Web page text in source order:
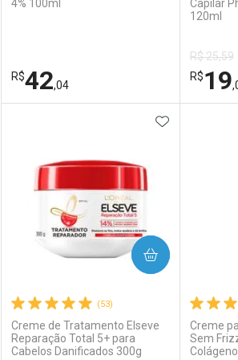
Comprar sem Desconto
Por R$ 31,99/cada
Por R$ 31,99/cada
Por
Por
4% 100ml
R$42,04
Laboratório
Por Menos
Capilar
120ml
R$ 25,59
R$19
Por
(53)
Creme de Tratamento Elseve
Reparação Total 5+ para
Cabelos Danificados 300g
ADICIONAR
COMPRAR
Creme
Sem